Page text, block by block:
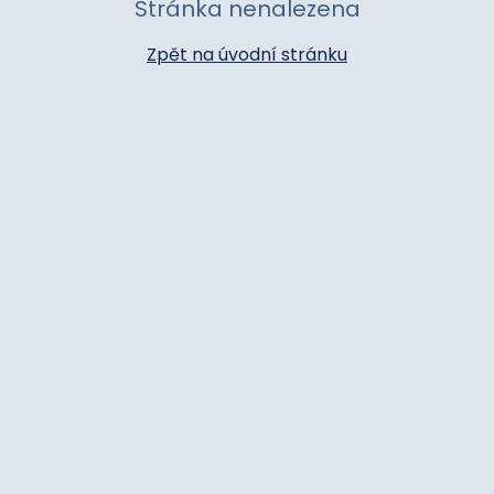
Stránka nenalezena
Zpět na úvodní stránku